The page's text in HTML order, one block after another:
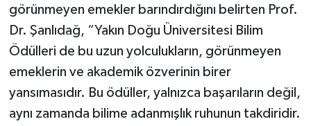
görünmeyen emekler barındırdığını belirten Prof.
Dr. Şanlıdağ, “Yakın Doğu Üniversitesi Bilim
Ödülleri de bu uzun yolculukların, görünmeyen
emeklerin ve akademik özverinin birer
yansımasıdır. Bu ödüller, yalnızca başarıların değil,
aynı zamanda bilime adanmışlık ruhunun takdiridir.